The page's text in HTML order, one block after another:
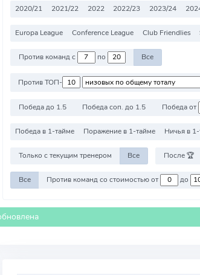
2020/21 2021/22 2022 2022/23 2023/24
Europa League Conference League Club Friendlies
Против команд с по Все
Против ТОП-
Победа до 1.5 Победа соп. до 1.5 Победа от
Победа в 1-тайме Поражение в 1-тайме Ничья в
Только с текущим тренером Все После 🏆
Все Против команд со стоимостью от до